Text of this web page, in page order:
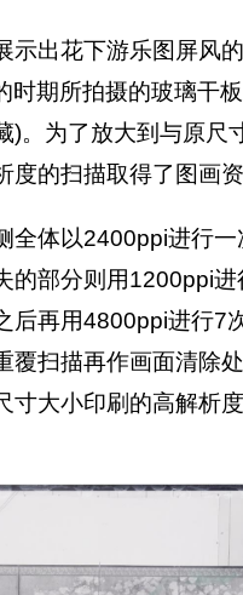
示出花下游乐图屏风
时期所拍摄的玻璃干
)。为了放大到与原尺
度的扫描取得了图画资
全体以2400ppi进行一
的部分则用1200ppi进
后再用4800ppi进行7
覆扫描再作画面清除
寸大小印刷的高解析